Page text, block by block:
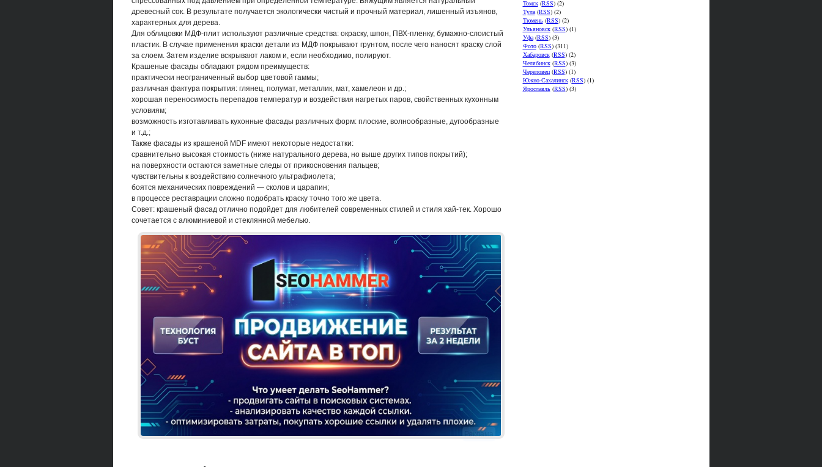
древесный сок. В результате получается экологически чистый и прочный материал, лишенный изъянов,
характерных для дерева.
Для облицовки МДФ-плит используют различные средства: окраску, шпон, ПВХ-пленку, бумажно-слоистый
пластик. В случае применения краски детали из МДФ покрывают грунтом, после чего наносят краску слой
за слоем. Затем изделие вскрывают лаком и, если необходимо, полируют.
Крашеные фасады обладают рядом преимуществ:
практически неограниченный выбор цветовой гаммы;
различная фактура покрытия: глянец, полумат, металлик, мат, хамелеон и др.;
хорошая переносимость перепадов температур и воздействия нагретых паров, свойственных кухонным
условиям;
возможность изготавливать кухонные фасады различных форм: плоские, волнообразные, дугообразные
и т.д.;
Также фасады из крашеной MDF имеют некоторые недостатки:
сравнительно высокая стоимость (ниже натурального дерева, но выше других типов покрытий);
на поверхности остаются заметные следы от прикосновения пальцев;
чувствительны к воздействию солнечного ультрафиолета;
боятся механических повреждений — сколов и царапин;
в процессе реставрации сложно подобрать краску точно того же цвета.
Совет: крашеный фасад отлично подойдет для любителей современных стилей и стиля хай-тек. Хорошо
сочетается с алюминиевой и стеклянной мебелью.
Реклама
Томск(RSS) (2)
Тула(RSS) (2)
Тюмень(RSS) (2)
Ульяновск(RSS) (1)
Уфа(RSS) (3)
Фото(RSS) (311)
Хабаровск(RSS) (2)
Челябинск(RSS) (3)
Череповец(RSS) (1)
Южно-Сахалинск(RSS) (1)
Ярославль(RSS) (3)